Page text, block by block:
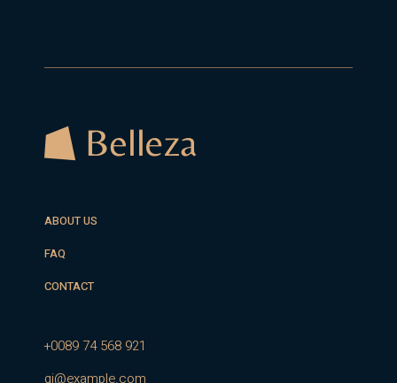
ABOUT US
FAQ
CONTACT
+0089 74 568 921
qi@example.com